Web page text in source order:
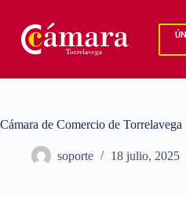
Cámara de Comercio de Torrelavega
soporte 18 julio, 2025